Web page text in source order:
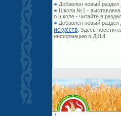
Добавлен новый раздел
Школа №1 -
о школе - читайте в
Добавлен новый раздел
искусств . Здесь
информацию о ДШИ